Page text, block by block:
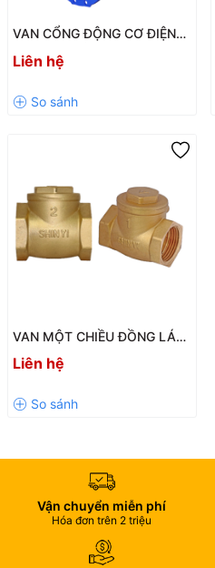
VAN CỔNG ĐỘNG CƠ ĐIỆN
KHIỂN TỰ ĐỘNG HIỆN ĐẠI
Liên hệ
VAN MỘT CHIỀU ĐỒNG LÁ
LẬT SHINYI PN16 – GIẢI
PHÁP CHỐNG CHẢY NGƯỢC
NƯỚC
Liên hệ
Vận chuyển miễn phí
Hóa đơn trên 2 triệu